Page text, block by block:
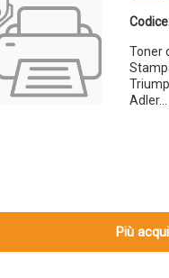
Toner
Adler…
Più